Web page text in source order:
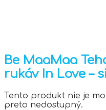
Be MaaMaa
rukáv In Love –
Tento produkt nie je
preto nedostupný.